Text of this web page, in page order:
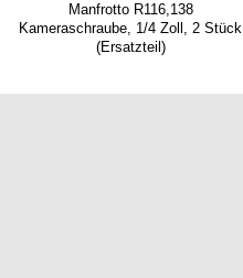
Manfrotto R116,138
Kameraschraube, 1/4 Zoll, 2 Stück
(Ersatzteil)